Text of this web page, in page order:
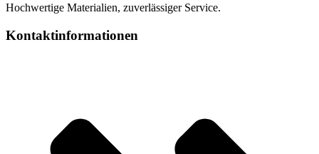
Hochwertige Materialien, zuverlässiger Service.
Kontaktinformationen